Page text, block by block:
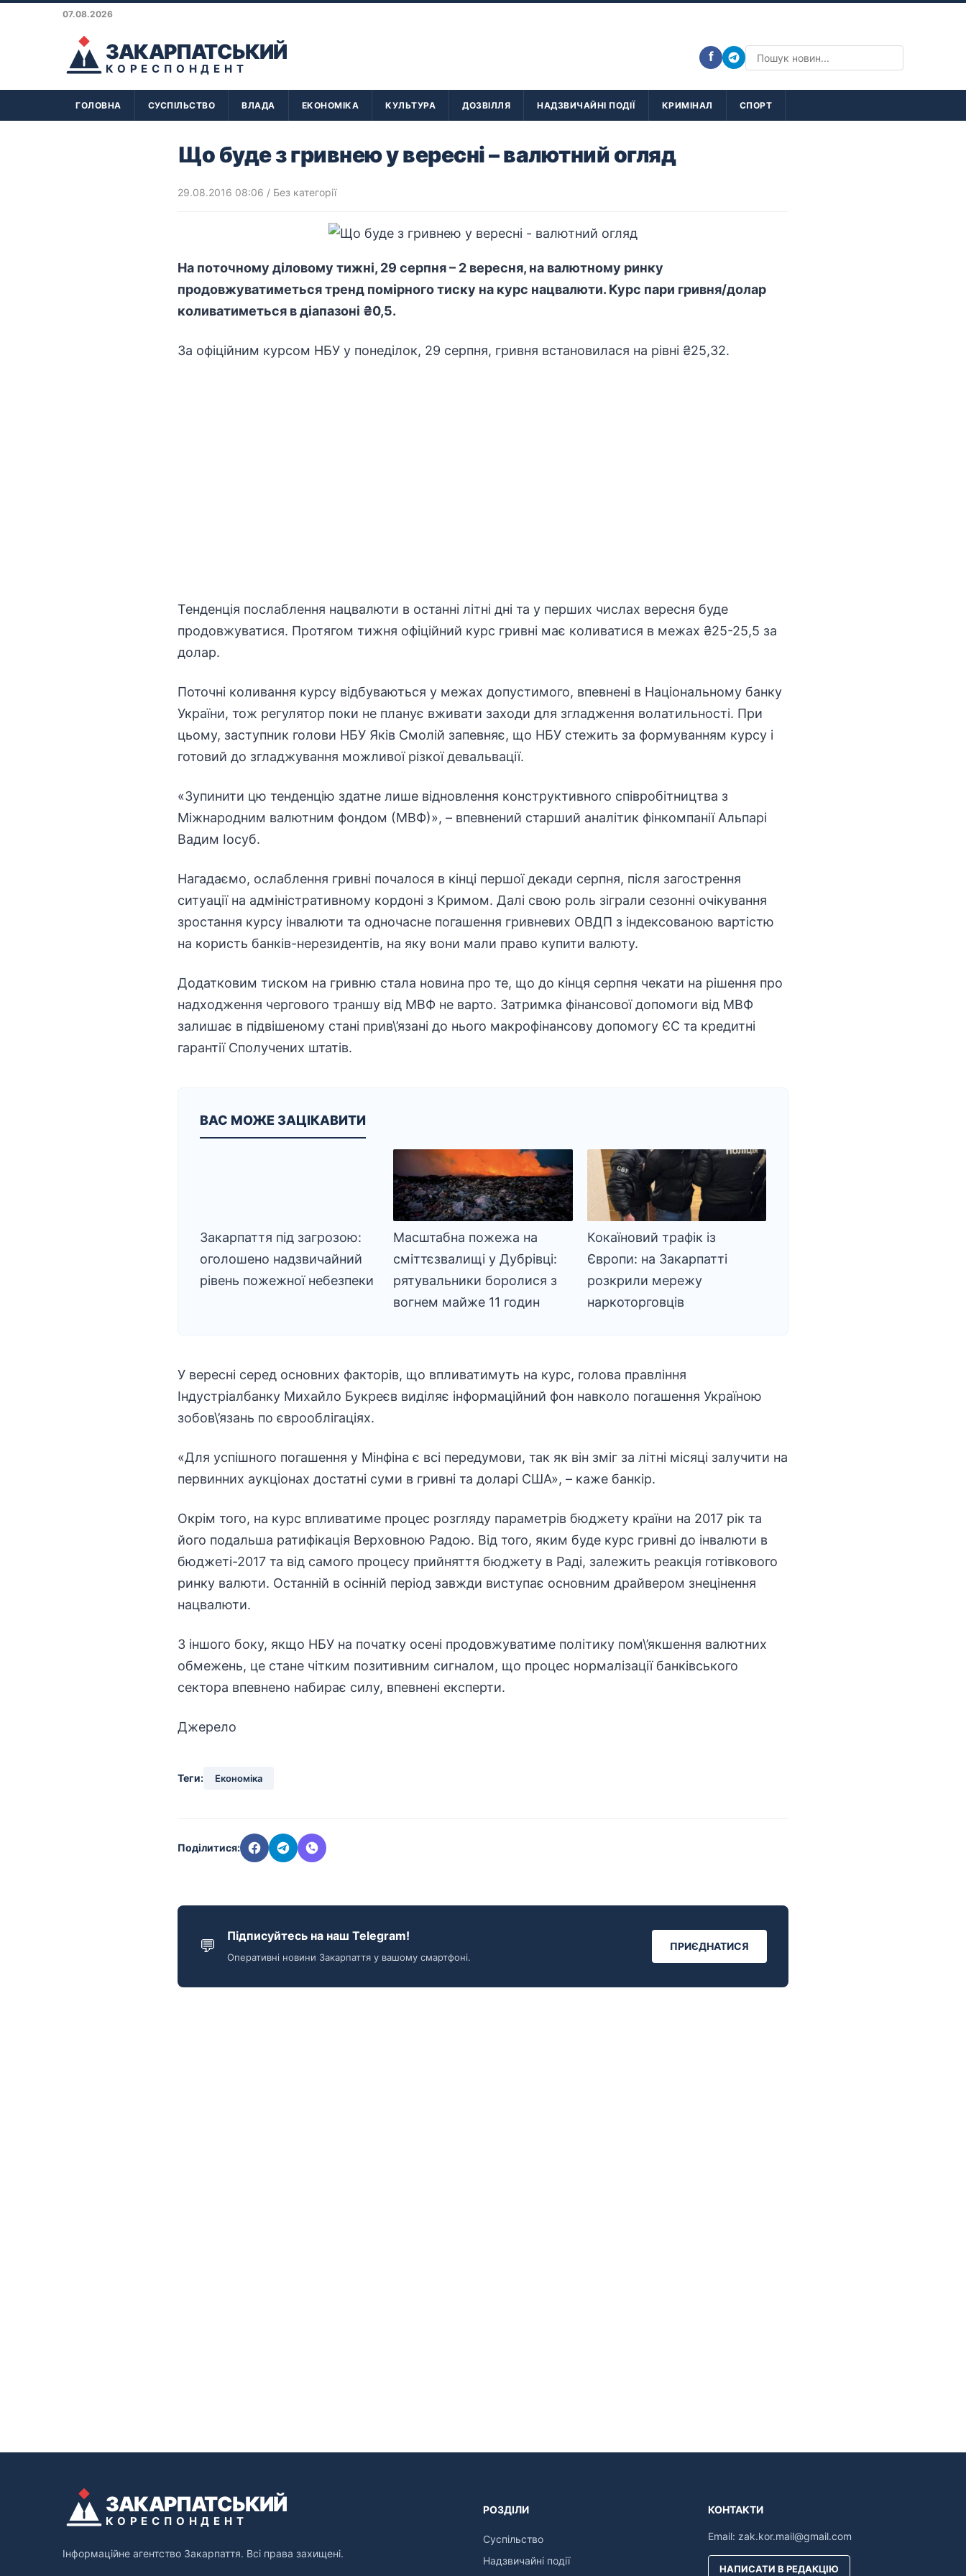
07.08.2026
ЗАКАРПАТСЬКИЙ
КОРЕСПОНДЕНТ
f
ГОЛОВНА СУСПІЛЬСТВО ВЛАДА ЕКОНОМІКА КУЛЬТУРА ДОЗВІЛЛЯ НАДЗВИЧАЙНІ ПОДІЇ КРИМІНАЛ СПОРТ
Що буде з гривнею у вересні – валютний огляд
29.08.2016 08:06 / Без категорії
На поточному діловому тижні, 29 серпня – 2 вересня, на валютному ринку
продовжуватиметься тренд помірного тиску на курс нацвалюти. Курс пари гривня/долар
коливатиметься в діапазоні ₴0,5.
За офіційним курсом НБУ у понеділок, 29 серпня, гривня встановилася на рівні ₴25,32.
Тенденція послаблення нацвалюти в останні літні дні та у перших числах вересня буде
продовжуватися. Протягом тижня офіційний курс гривні має коливатися в межах ₴25-25,5 за
долар.
Поточні коливання курсу відбуваються у межах допустимого, впевнені в Національному банку
України, тож регулятор поки не планує вживати заходи для згладження волатильності. При
цьому, заступник голови НБУ Яків Смолій запевняє, що НБУ стежить за формуванням курсу і
готовий до згладжування можливої різкої девальвації.
«Зупинити цю тенденцію здатне лише відновлення конструктивного співробітництва з
Міжнародним валютним фондом (МВФ)», – впевнений старший аналітик фінкомпанії Альпарі
Вадим Іосуб.
Нагадаємо, ослаблення гривні почалося в кінці першої декади серпня, після загострення
ситуації на адміністративному кордоні з Кримом. Далі свою роль зіграли сезонні очікування
зростання курсу інвалюти та одночасне погашення гривневих ОВДП з індексованою вартістю
на користь банків-нерезидентів, на яку вони мали право купити валюту.
Додатковим тиском на гривню стала новина про те, що до кінця серпня чекати на рішення про
надходження чергового траншу від МВФ не варто. Затримка фінансової допомоги від МВФ
залишає в підвішеному стані прив\’язані до нього макрофінансову допомогу ЄС та кредитні
гарантії Сполучених штатів.
ВАС МОЖЕ ЗАЦІКАВИТИ
Закарпаття під загрозою:
оголошено надзвичайний
рівень пожежної небезпеки
Масштабна пожежа на
сміттєзвалищі у Дубрівці:
рятувальники боролися з
вогнем майже 11 годин
Кокаїновий трафік із
Європи: на Закарпатті
розкрили мережу
наркоторговців
У вересні серед основних факторів, що впливатимуть на курс, голова правління
Індустріалбанку Михайло Букреєв виділяє інформаційний фон навколо погашення Україною
зобов\’язань по єврооблігаціях.
«Для успішного погашення у Мінфіна є всі передумови, так як він зміг за літні місяці залучити на
первинних аукціонах достатні суми в гривні та доларі США», – каже банкір.
Окрім того, на курс впливатиме процес розгляду параметрів бюджету країни на 2017 рік та
його подальша ратифікація Верховною Радою. Від того, яким буде курс гривні до інвалюти в
бюджеті-2017 та від самого процесу прийняття бюджету в Раді, залежить реакція готівкового
ринку валюти. Останній в осінній період завжди виступає основним драйвером знецінення
нацвалюти.
З іншого боку, якщо НБУ на початку осені продовжуватиме політику пом\’якшення валютних
обмежень, це стане чітким позитивним сигналом, що процес нормалізації банківського
сектора впевнено набирає силу, впевнені експерти.
Джерело
Теги: Економіка
Поділитися:
💬 Підписуйтесь на наш Telegram!
Оперативні новини Закарпаття у вашому смартфоні.
ПРИЄДНАТИСЯ
ЗАКАРПАТСЬКИЙ
КОРЕСПОНДЕНТ
Інформаційне агентство Закарпаття. Всі права захищені.
РОЗДІЛИ
Суспільство
Надзвичайні події
КОНТАКТИ
Email: zak.kor.mail@gmail.com
НАПИСАТИ В РЕДАКЦІЮ